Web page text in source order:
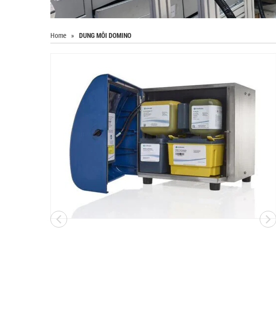
Home » DUNG MÔI DOMINO